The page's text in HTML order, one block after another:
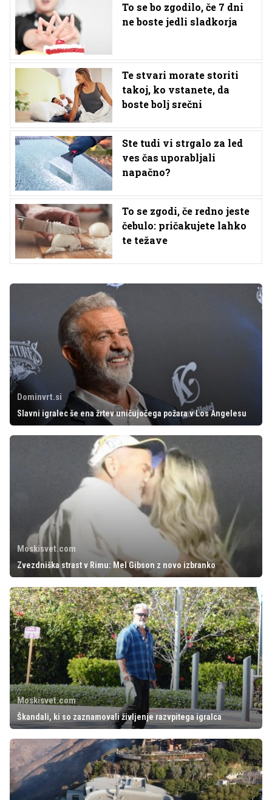
To se bo zgodilo, če 7 dni
ne boste jedli sladkorja
Te stvari morate storiti
takoj, ko vstanete, da
boste bolj srečni
Ste tudi vi strgalo za led
ves čas uporabljali
napačno?
To se zgodi, če redno jeste
čebulo: pričakujete lahko
te težave
Dominvrt.si
Slavni igralec še ena žrtev uničujočega požara v Los Angelesu
Moskisvet.com
Zvezdniška strast v Rimu: Mel Gibson z novo izbranko
Moskisvet.com
Škandali, ki so zaznamovali življenje razvpitega igralca